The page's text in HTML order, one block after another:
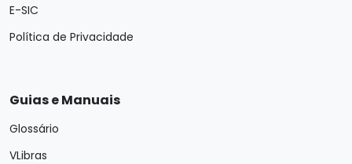
E-SIC
Política de Privacidade
Guias e Manuais
Glossário
VLibras